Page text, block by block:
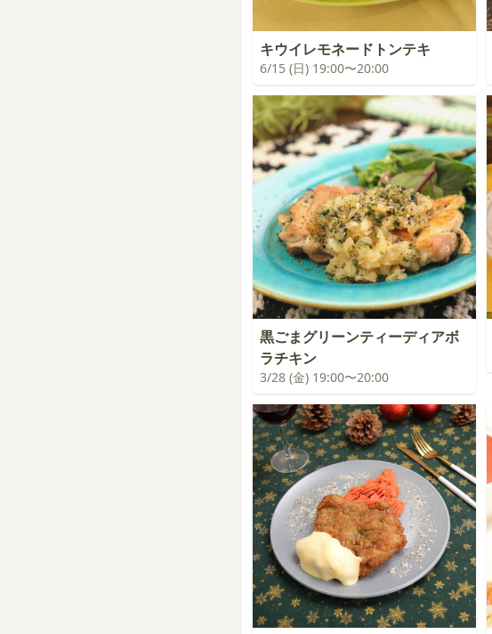
キウイレモネードトンテキ
6/15 (日) 19:00〜20:00
黒ごまグリーンティーディアボ
ラチキン
3/28 (金) 19:00〜20:00